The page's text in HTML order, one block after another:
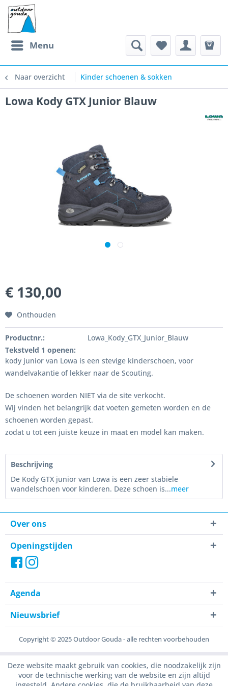
Menu
Naar overzicht Kinder schoenen & sokken
Lowa Kody GTX Junior Blauw
€ 130,00
Onthouden
Productnr.:
Lowa_Kody_GTX_Junior_Blauw
Tekstveld 1 openen:
kody junior van Lowa is een stevige kinderschoen, voor
wandelvakantie of lekker naar de Scouting.
De schoenen worden NIET via de site verkocht.
Wij vinden het belangrijk dat voeten gemeten worden en de
schoenen worden gepast.
zodat u tot een juiste keuze in maat en model kan maken.
Beschrijving
De Kody GTX junior van Lowa is een zeer stabiele
wandelschoen voor kinderen. Deze schoen is...meer
Over ons
Openingstijden
Agenda
Nieuwsbrief
Copyright © 2025 Outdoor Gouda - alle rechten voorbehouden
Deze website maakt gebruik van cookies, die noodzakelijk zijn
voor de technische werking van de website en zijn altijd